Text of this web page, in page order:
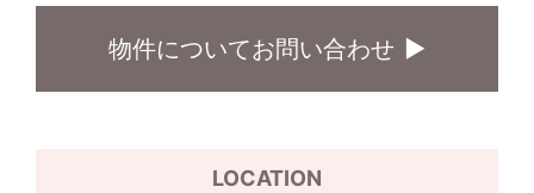
物件についてお問い合わせ
LOCATION